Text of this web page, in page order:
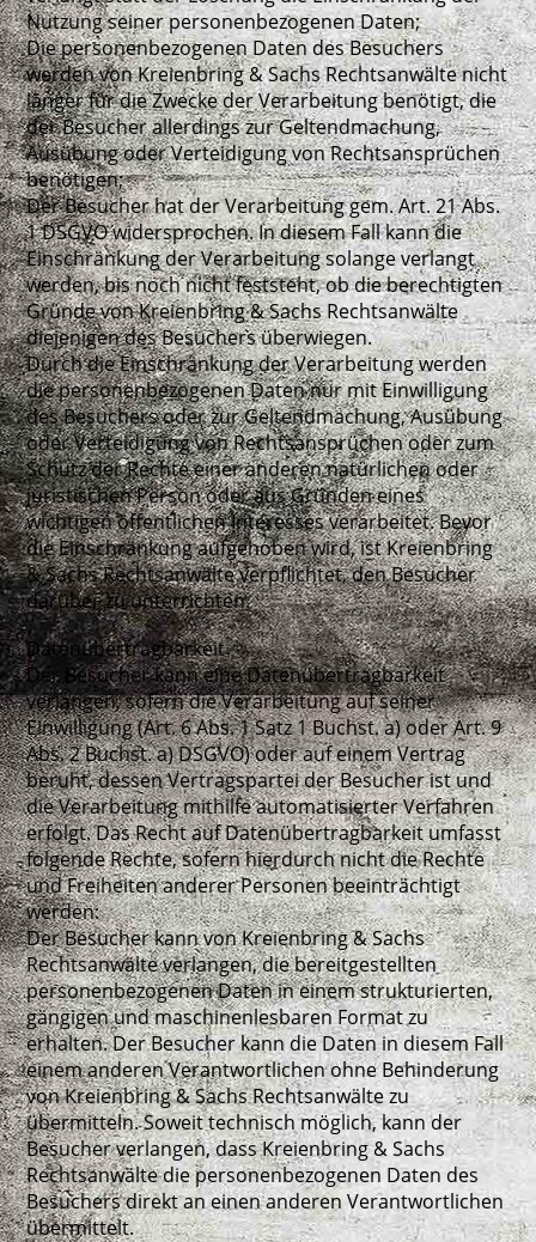
Nutzung seiner personenbezogenen Daten;
Die personenbezogenen Daten des Besuchers
werden von Kreienbring & Sachs Rechtsanwälte nicht
länger für die Zwecke der Verarbeitung benötigt, die
der Besucher allerdings zur Geltendmachung,
Ausübung oder Verteidigung von Rechtsansprüchen
benötigen;
Der Besucher hat der Verarbeitung gem. Art. 21 Abs.
1 DSGVO widersprochen. In diesem Fall kann die
Einschränkung der Verarbeitung solange verlangt
werden, bis noch nicht feststeht, ob die berechtigten
Gründe von Kreienbring & Sachs Rechtsanwälte
diejenigen des Besuchers überwiegen.
Durch die Einschränkung der Verarbeitung werden
die personenbezogenen Daten nur mit Einwilligung
des Besuchers oder zur Geltendmachung, Ausübung
oder Verteidigung von Rechtsansprüchen oder zum
Schutz der Rechte einer anderen natürlichen oder
juristischen Person oder aus Gründen eines
wichtigen öffentlichen Interesses verarbeitet. Bevor
die Einschränkung aufgehoben wird, ist Kreienbring
& Sachs Rechtsanwälte verpflichtet, den Besucher
darüber zu unterrichten.
Datenübertragbarkeit
Der Besucher kann eine Datenübertragbarkeit
verlangen, sofern die Verarbeitung auf seiner
Einwilligung (Art. 6 Abs. 1 Satz 1 Buchst. a) oder Art. 9
Abs. 2 Buchst. a) DSGVO) oder auf einem Vertrag
beruht, dessen Vertragspartei der Besucher ist und
die Verarbeitung mithilfe automatisierter Verfahren
erfolgt. Das Recht auf Datenübertragbarkeit umfasst
folgende Rechte, sofern hierdurch nicht die Rechte
und Freiheiten anderer Personen beeinträchtigt
werden:
Der Besucher kann von Kreienbring & Sachs
Rechtsanwälte verlangen, die bereitgestellten
personenbezogenen Daten in einem strukturierten,
gängigen und maschinenlesbaren Format zu
erhalten. Der Besucher kann die Daten in diesem Fall
einem anderen Verantwortlichen ohne Behinderung
von Kreienbring & Sachs Rechtsanwälte zu
übermitteln. Soweit technisch möglich, kann der
Besucher verlangen, dass Kreienbring & Sachs
Rechtsanwälte die personenbezogenen Daten des
Besuchers direkt an einen anderen Verantwortlichen
übermittelt.